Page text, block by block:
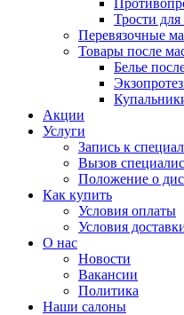
Трости
Перевязочные
Товары после
Белье
Акции
Услуги
Запись к
Вызов
Положение о
Как купить
Условия оплаты
Условия
О нас
Новости
Вакансии
Политика
Наши салоны